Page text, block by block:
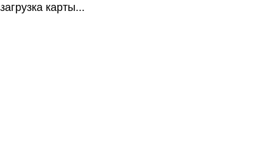
загрузка карты...